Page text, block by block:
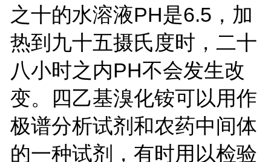
之十的水溶液PH是6.5，加
热到九十五摄氏度时，二十
八小时之内PH不会发生改
变。四乙基溴化铵可以用作
极谱分析试剂和农药中间体
的一种试剂，有时用以检验